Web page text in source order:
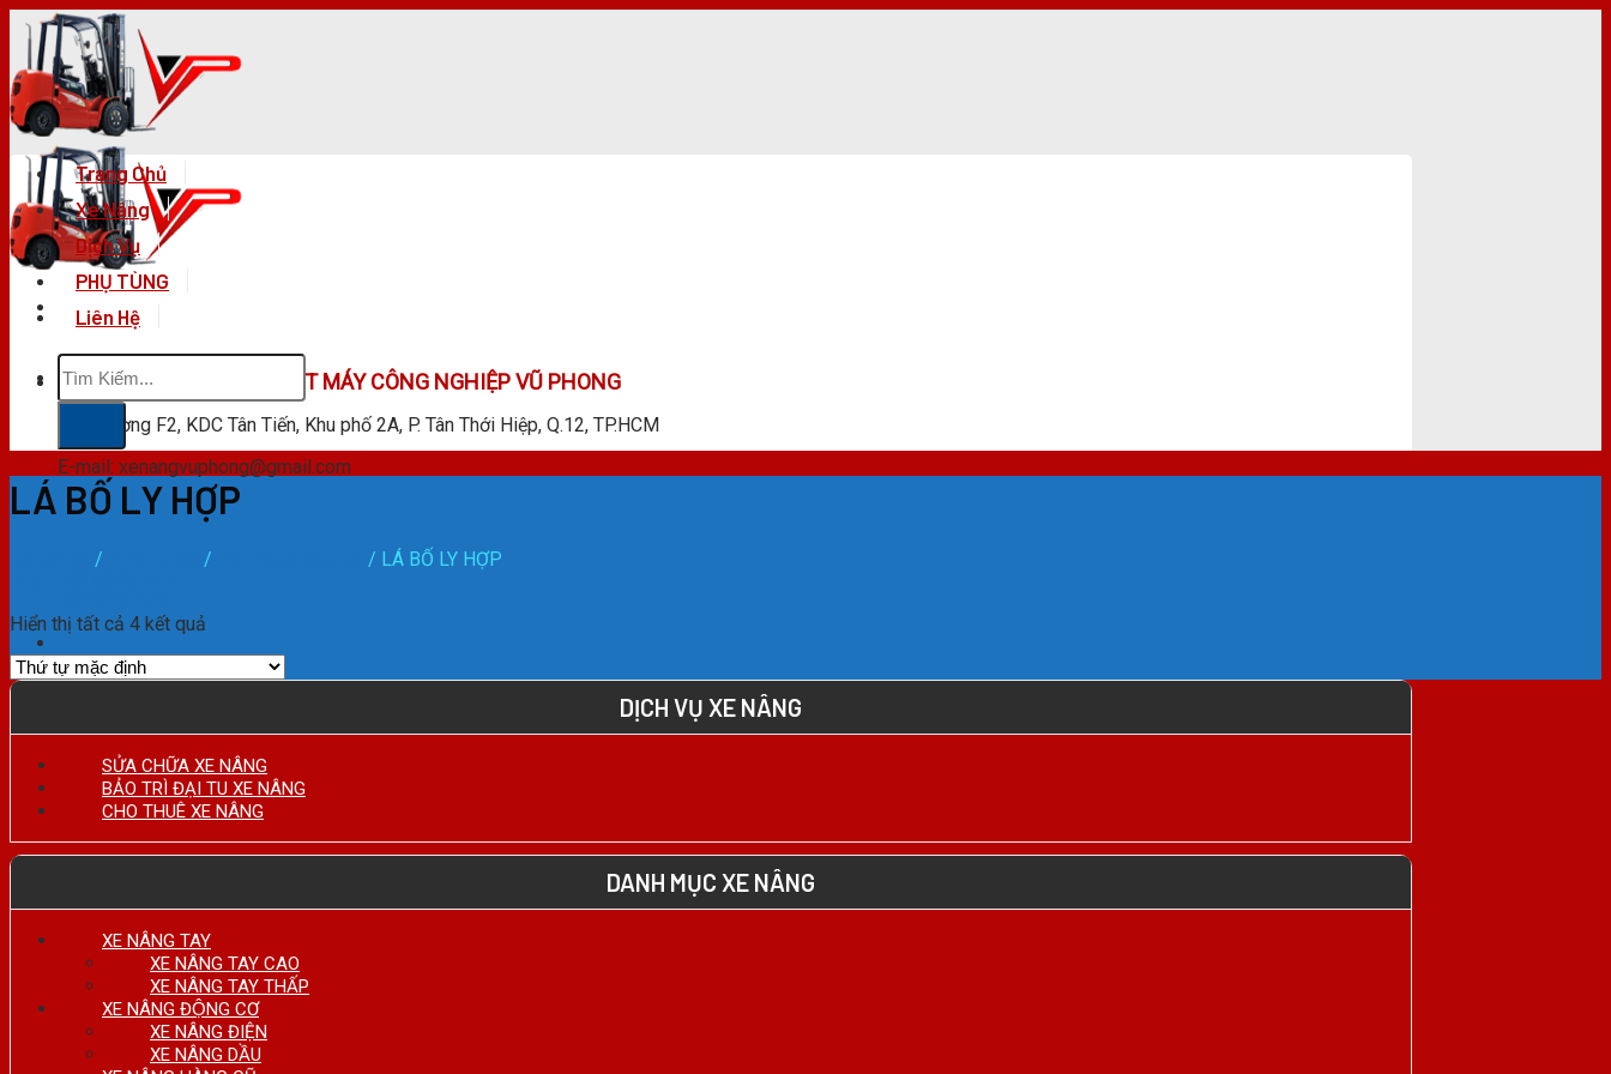
Skip
content
CÔNG TY TNHH KỸ THUẬT MÁY CÔNG NGHIỆP VŨ PHONG
F28 Đường F2, KDC Tân Tiến, Khu phố 2A, P. Tân Thới Hiệp, Q.12, TP.HCM
E-mail: xenangvuphong@gmail.com
Trang Chủ
Xe Nâng
Dịch Vụ
PHỤ TÙNG
Liên Hệ
Tìm
kiếm:
LÁ BỐ LY HỢP
/ / / LÁ BỐ LY HỢP
Hiển thị tất cả 4 kết quả
DỊCH VỤ XE NÂNG
SỬA CHỮA XE NÂNG
BẢO TRÌ ĐẠI TU XE NÂNG
CHO THUÊ XE NÂNG
DANH MỤC XE NÂNG
XE NÂNG TAY
XE NÂNG TAY CAO
XE NÂNG TAY THẤP
XE NÂNG ĐỘNG CƠ
XE NÂNG ĐIỆN
XE NÂNG DẦU